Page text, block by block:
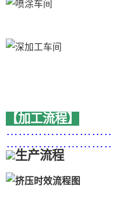
【加工流程】